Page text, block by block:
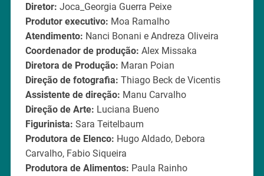
Diretor: Joca_Georgia Guerra Peixe
Produtor executivo: Moa Ramalho
Atendimento: Nanci Bonani e Andreza Oliveira
Coordenador de produção: Alex Missaka
Diretora de Produção: Maran Poian
Direção de fotografia: Thiago Beck de Vicentis
Assistente de direção: Manu Carvalho
Direção de Arte: Luciana Bueno
Figurinista: Sara Teitelbaum
Produtora de Elenco: Hugo Aldado, Debora
Carvalho, Fabio Siqueira
Produtora de Alimentos: Paula Rainho